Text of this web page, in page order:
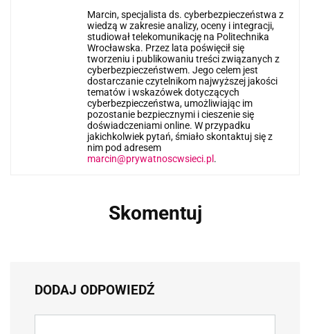
Marcin, specjalista ds. cyberbezpieczeństwa z
wiedzą w zakresie analizy, oceny i integracji,
studiował telekomunikację na Politechnika
Wrocławska. Przez lata poświęcił się
tworzeniu i publikowaniu treści związanych z
cyberbezpieczeństwem. Jego celem jest
dostarczanie czytelnikom najwyższej jakości
tematów i wskazówek dotyczących
cyberbezpieczeństwa, umożliwiając im
pozostanie bezpiecznymi i cieszenie się
doświadczeniami online. W przypadku
jakichkolwiek pytań, śmiało skontaktuj się z
nim pod adresem
marcin@prywatnoscwsieci.pl .
Skomentuj
DODAJ ODPOWIEDŹ